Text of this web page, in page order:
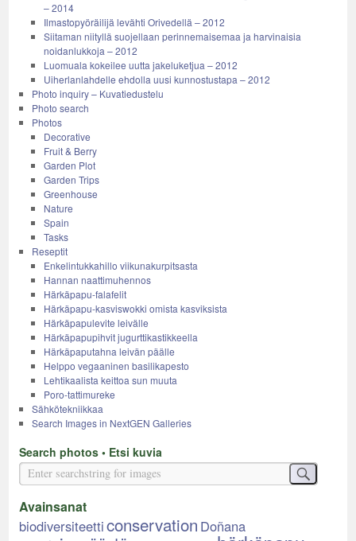
– 2014
Ilmastopyöräilijä levähti Orivedellä – 2012
Siitaman niityllä suojellaan perinnemaisemaa ja harvinaisia
noidanlukkoja – 2012
Luomuala kokeilee uutta jakeluketjua – 2012
Uiherlanlahdelle ehdolla uusi kunnostustapa – 2012
Photo inquiry – Kuvatiedustelu
Photo search
Photos
Decorative
Fruit & Berry
Garden Plot
Garden Trips
Greenhouse
Nature
Spain
Tasks
Reseptit
Enkelintukkahillo viikunakurpitsasta
Hannan naattimuhennos
Härkäpapu-falafelit
Härkäpapu-kasviswokki omista kasviksista
Härkäpapulevite leivälle
Härkäpapupihvit jugurttikastikkeella
Härkäpaputahna leivän päälle
Helppo vegaaninen basilikapesto
Lehtikaalista keittoa sun muuta
Poro-tattimureke
Sähkötekniikkaa
Search Images in NextGEN Galleries
Search photos • Etsi kuvia
Avainsanat
biodiversiteetticonservation Doñana